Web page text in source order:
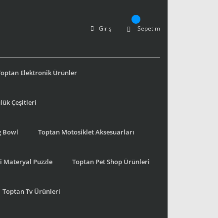
Giriş Sepetim
Elektronik Ürünler
Çeşitleri
Bowl Toptan Motosiklet Aksesuarları
Materyal Puzzle Toptan Pet Shop Ürünleri
Toptan Tv Ürünleri